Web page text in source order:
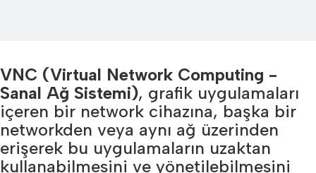
VNC (Virtual Network Computing -
Sanal Ağ Sistemi), grafik uygulamaları
içeren bir network cihazına, başka bir
networkden veya aynı ağ üzerinden
erişerek bu uygulamaların uzaktan
kullanabilmesini ve yönetilebilmesini